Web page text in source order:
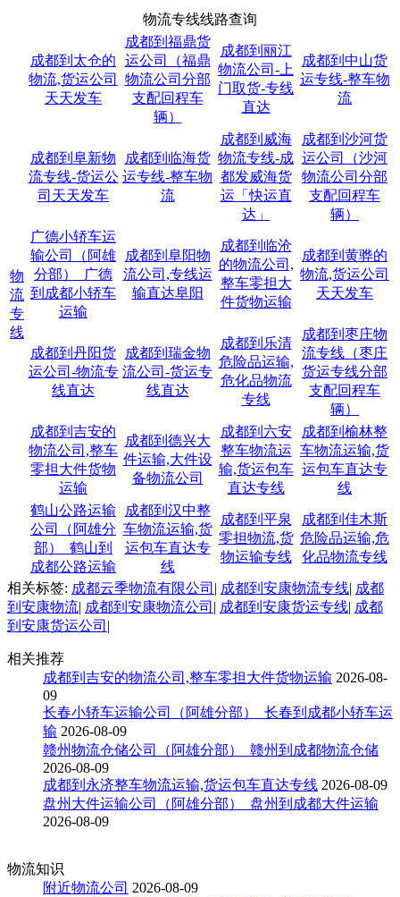
物流专线线路查询
物
流
专
线
成都到太仓的
物流,货运公司
天天发车
成都到福鼎货
运公司（福鼎
物流公司分部
支配回程车
辆）
成都到丽江
物流公司-上
门取货-专线
直达
成都到中山货
运专线-整车物
流
成都到阜新物
流专线-货运公
司天天发车
成都到临海货
运专线-整车物
流
成都到威海
物流专线-成
都发威海货
运「快运直
达」
成都到沙河货
运公司（沙河
物流公司分部
支配回程车
辆）
广德小轿车运
输公司（阿雄
分部）_广德
到成都小轿车
运输
成都到阜阳物
流公司,专线运
输直达阜阳
成都到临沧
的物流公司,
整车零担大
件货物运输
成都到黄骅的
物流,货运公司
天天发车
成都到丹阳货
运公司-物流专
线直达
成都到瑞金物
流公司-货运专
线直达
成都到乐清
危险品运输,
危化品物流
专线
成都到枣庄物
流专线（枣庄
货运专线分部
支配回程车
辆）
成都到吉安的
物流公司,整车
零担大件货物
运输
成都到德兴大
件运输,大件设
备物流公司
成都到六安
整车物流运
输,货运包车
直达专线
成都到榆林整
车物流运输,货
运包车直达专
线
鹤山公路运输
公司（阿雄分
部）_鹤山到
成都公路运输
成都到汉中整
车物流运输,货
运包车直达专
线
成都到平泉
零担物流,货
物运输专线
成都到佳木斯
危险品运输,危
化品物流专线
相关标签: 成都云季物流有限公司 | 成都到安康物流专线| 成都
到安康物流| 成都到安康物流公司 | 成都到安康货运专线| 成都
到安康货运公司 |
相关推荐
成都到吉安的物流公司,整车零担大件货物运输 2026-08-
09
长春小轿车运输公司（阿雄分部）_长春到成都小轿车运
输 2026-08-09
赣州物流仓储公司（阿雄分部）_赣州到成都物流仓储
2026-08-09
成都到永济整车物流运输,货运包车直达专线 2026-08-09
盘州大件运输公司（阿雄分部）_盘州到成都大件运输
2026-08-09
物流知识
附近物流公司 2026-08-09